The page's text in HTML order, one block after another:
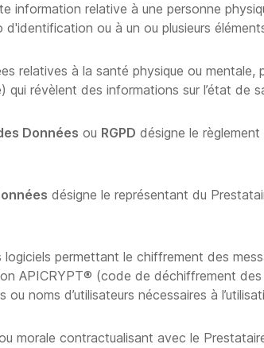
information relative à une personne
ou à un ou plusieurs
relatives à la santé physique ou mentale,
révèlent des informations sur l’état de
Données ou RGPD désigne le
désigne le représentant du
logiciels permettant le chiffrement des
APICRYPT® (code de déchiffrement
noms d’utilisateurs nécessaires à
morale contractualisant avec le